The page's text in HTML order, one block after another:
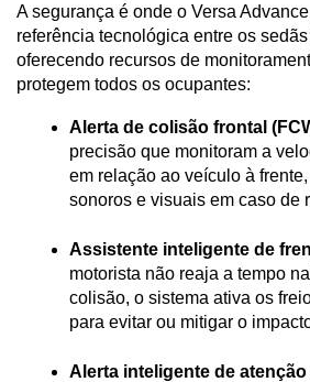
A segurança é onde o Versa
referência tecnológica entre os
oferecendo recursos de
protegem todos os ocupantes:
Alerta de colisão frontal
precisão que monitoram a
em relação ao veículo à
sonoros e visuais em caso de
Assistente inteligente de
motorista não reaja a tempo
colisão, o sistema ativa os
para evitar ou mitigar o
Alerta inteligente de